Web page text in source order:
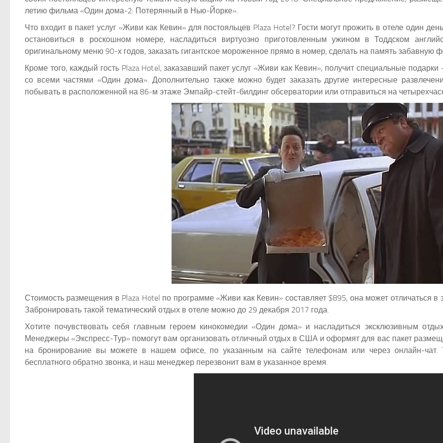
летию фильма «Один дома-2: Потерянный в Нью-Йорке».
Что входит в пакет услуг «Живи как Кевин» для постояльцев Plaza Hotel? Гости могут прожить в отеле один
остановиться в роскошном номере, насладиться виртуозно приготовленным ужином в Тоддском
оригинальному меню 90-х годов, заказать гигантское мороженное прямо в номер, сделать на память забавную
Кроме того, каждый гость Plaza Hotel, заказавший пакет услуг «Живи как Кевин», получит специальные
со всеми частями «Один дома». Дополнительно также можно будет заказать другие интересные
побывать в расположенной на 86-м этаже Эмпайр-стейт-билдинг обсерватории или отправиться на
Стоимость размещения в Plaza Hotel по программе «Живи как Кевин» составляет $895, она может отличаться в
Забронировать такой тематический отдых в отеле можно до 29 декабря 2017 года.
Хотите почувствовать себя главным героем кинокомедии «Один дома» и насладиться эксклюзивным
Менеджеры «Экспресс-Тур» помогут вам организовать отличный отдых в США и оформят для вас пакет
на бронирование вы можете в нашем офисе, по указанным на сайте телефонам или через онлайн-чат.
бесплатного обратно звонка, и наш менеджер перезвонит вам в указанное время.